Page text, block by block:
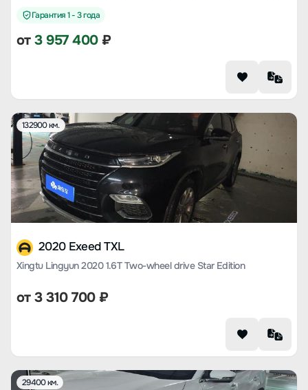
Гарантия 1 - 3 года
от3 957 400₽
132900 км.
2020 Exeed TXL
Xingtu Lingyun 2020 1.6T Two-wheel drive Star Edition
от3 310 700₽
29400 км.